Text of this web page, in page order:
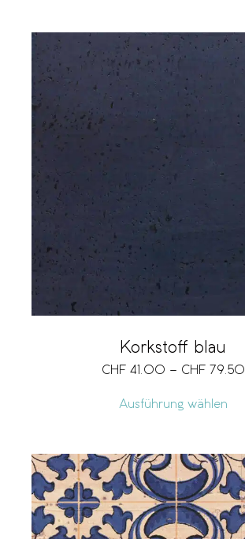
Korkstoff blau
CHF 41.00 – CHF 79.50
Ausführung wählen